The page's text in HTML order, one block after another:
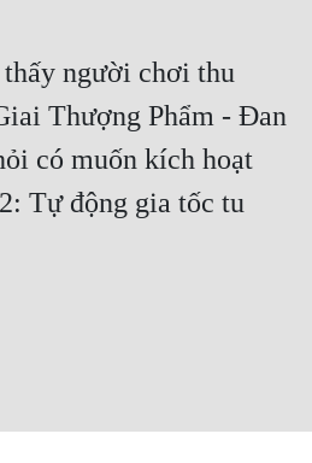
người chơi thu
Thượng Phẩm - Đan
có muốn kích hoạt
Tự động gia tốc tu